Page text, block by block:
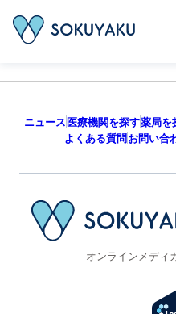
ニュース医療機関を探す薬局を
よくある質問お問い合
オンラインメディ